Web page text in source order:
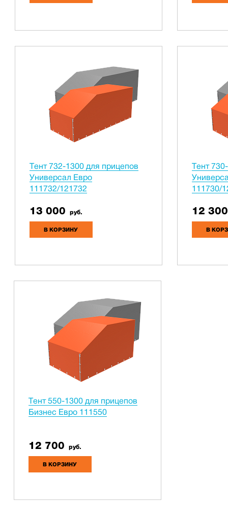
Тент 732-1300 для прицепов
Универсал Евро
111732/121732
13 000 руб.
В КОРЗИНУ
Тент
111730/
12 300
В
Тент 550-1300 для прицепов
Бизнес Евро 111550
12 700 руб.
В КОРЗИНУ